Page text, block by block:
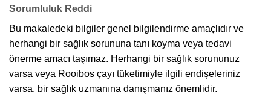
Sorumluluk Reddi
Bu makaledeki bilgiler genel bilgilendirme amaçlıdır ve
herhangi bir sağlık sorununa tanı koyma veya tedavi
önerme amacı taşımaz. Herhangi bir sağlık sorununuz
varsa veya Rooibos çayı tüketimiyle ilgili endişeleriniz
varsa, bir sağlık uzmanına danışmanız önemlidir.